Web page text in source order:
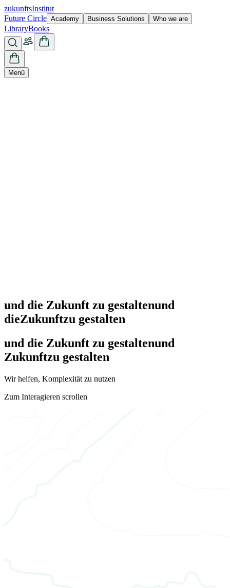
zukunftsInstitut
Future Circle Academy Business Solutions Who we are
LibraryBooks
Menü
und die Zukunft zu gestaltenund
dieZukunftzu gestalten
und die Zukunft zu gestaltenund
Zukunftzu gestalten
Wir helfen, Komplexität zu nutzen
Zum Interagieren scrollen